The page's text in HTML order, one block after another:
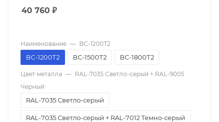
40 760 ₽
Наименование — ВС-1200Т2
ВС-1200Т2 ВС-1500Т2 ВС-1800Т2
Цвет металла — RAL-7035 Светло-серый + RAL-9005
Черный
RAL-7035 Светло-серый
RAL-7035 Светло-серый + RAL-7012 Темно-серый